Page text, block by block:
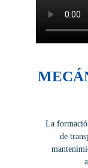
La
de